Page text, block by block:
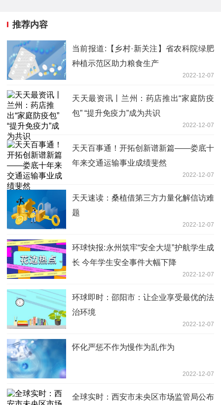
推荐内容
当前报道:【乡村·新关注】省农科院绿肥
种植示范区助力粮食生产
2022-12-07
天天最资讯丨兰州：药店推出“家庭防疫
包” “提升免疫力”成为共识
2022-12-07
天天百事通！开拓创新谱新篇——娄底十
年来交通运输事业成绩斐然
2022-12-07
天天速读：桑植借第三方力量化解信访难
题
2022-12-07
环球快报:永州筑牢“安全大堤”护航学生成
长 今年学生安全事件大幅下降
2022-12-07
环球即时：邵阳市：让企业享受最优的法
治环境
2022-12-07
怀化严惩不作为慢作为乱作为
2022-12-07
全球实时：西安市未央区市场监管局公布